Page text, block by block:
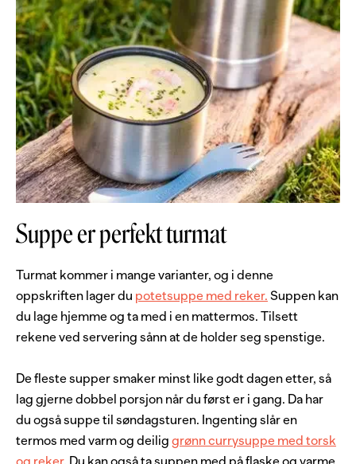
Suppe er perfekt turmat
Turmat kommer i mange varianter, og i denne
oppskriften lager du potetsuppe med reker. Suppen kan
du lage hjemme og ta med i en mattermos. Tilsett
rekene ved servering sånn at de holder seg spenstige.
De fleste supper smaker minst like godt dagen etter, så
lag gjerne dobbel porsjon når du først er i gang. Da har
du også suppe til søndagsturen. Ingenting slår en
termos med varm og deilig grønn currysuppe med torsk